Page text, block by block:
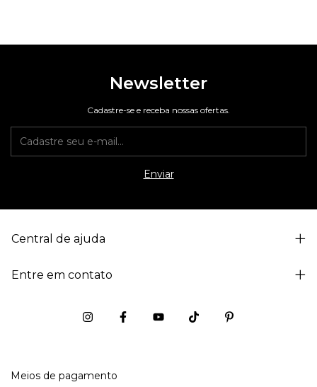
Newsletter
Cadastre-se e receba nossas ofertas.
Central de ajuda
Entre em contato
Meios de pagamento